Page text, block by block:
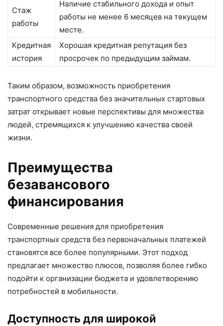
Стаж
работы
Наличие стабильного дохода и опыт
работы не менее 6 месяцев на текущем
месте.
Кредитная
история
Хорошая кредитная репутация без
просрочек по предыдущим займам.
Таким образом, возможность приобретения
транспортного средства без значительных стартовых
затрат открывает новые перспективы для множества
людей, стремящихся к улучшению качества своей
жизни.
Преимущества
безавансового
финансирования
Современные решения для приобретения
транспортных средств без первоначальных платежей
становятся все более популярными. Этот подход
предлагает множество плюсов, позволяя более гибко
подойти к организации бюджета и удовлетворению
потребностей в мобильности.
Доступность для широкой